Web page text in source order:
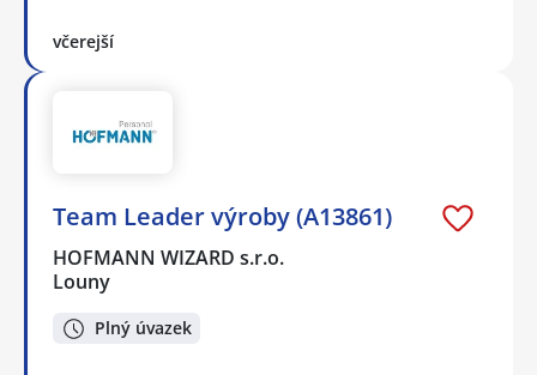
včerejší
Team Leader výroby (A13861)
HOFMANN WIZARD s.r.o.
Louny
Plný úvazek